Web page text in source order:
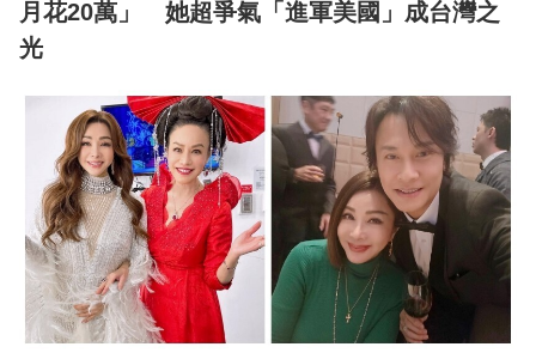
月花20萬」 她超爭氣「進軍美國」成台灣之
光